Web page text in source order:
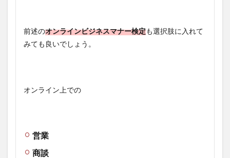
前述のオンラインビジネスマナー検定も選択肢に入れて
みても良いでしょう。
オンライン上での
営業
商談